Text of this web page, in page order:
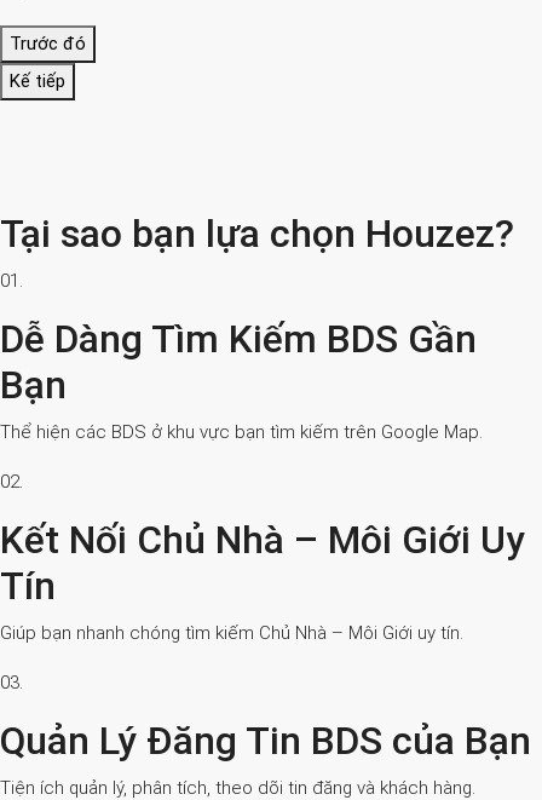
Trước đó
Kế tiếp
Tại sao bạn lựa chọn Houzez?
01.
Dễ Dàng Tìm Kiếm BDS Gần
Bạn
Thể hiện các BDS ở khu vực bạn tìm kiếm trên Google Map.
02.
Kết Nối Chủ Nhà – Môi Giới Uy
Tín
Giúp bạn nhanh chóng tìm kiếm Chủ Nhà – Môi Giới uy tín.
03.
Quản Lý Đăng Tin BDS của Bạn
Tiện ích quản lý, phân tích, theo dõi tin đăng và khách hàng.